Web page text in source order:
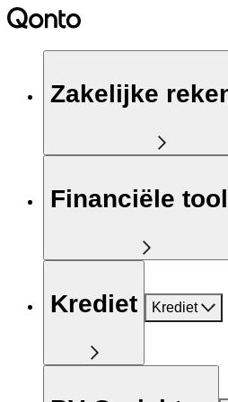
Zakelijke
Financiële
Krediet Krediet